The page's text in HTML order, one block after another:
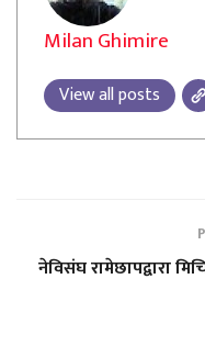
Milan Ghimire
View all posts
नेविसंघ रामेछापद्वारा